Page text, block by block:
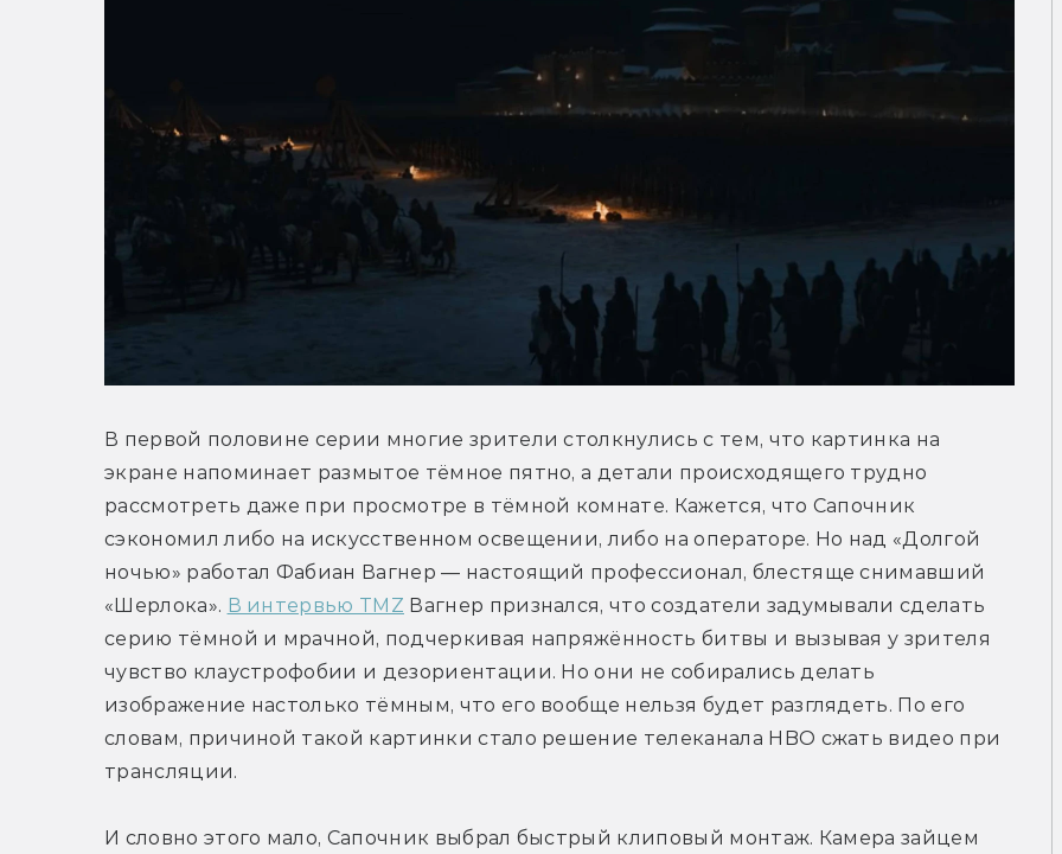
В первой половине серии многие зрители столкнулись с тем, что картинка на
экране напоминает размытое тёмное пятно, а детали происходящего трудно
рассмотреть даже при просмотре в тёмной комнате. Кажется, что Сапочник
сэкономил либо на искусственном освещении, либо на операторе. Но над «Долгой
ночью» работал Фабиан Вагнер — настоящий профессионал, блестяще снимавший
«Шерлока». В интервью TMZ Вагнер признался, что создатели задумывали сделать
серию тёмной и мрачной, подчеркивая напряжённость битвы и вызывая у зрителя
чувство клаустрофобии и дезориентации. Но они не собирались делать
изображение настолько тёмным, что его вообще нельзя будет разглядеть. По его
словам, причиной такой картинки стало решение телеканала HBO сжать видео при
трансляции.
И словно этого мало, Сапочник выбрал быстрый клиповый монтаж. Камера зайцем